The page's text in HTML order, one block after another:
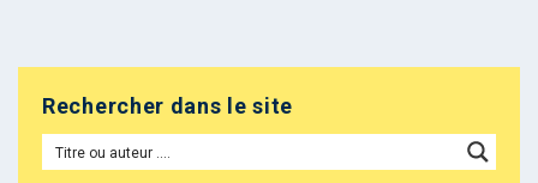
Rechercher dans le site